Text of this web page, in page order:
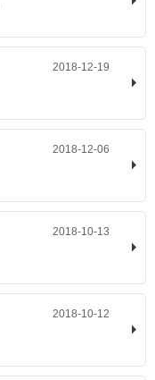
2018-12-19
2018-12-06
2018-10-13
2018-10-12